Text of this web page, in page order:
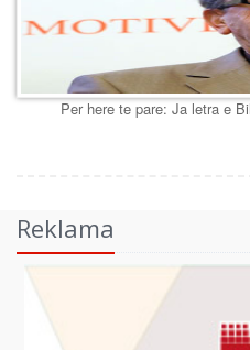
Per here te pare: Ja letra e
Reklama